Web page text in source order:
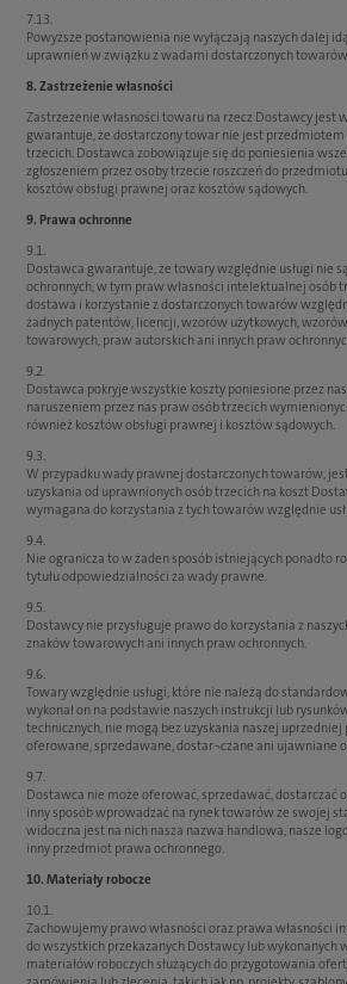
7.13.
Powyższe postanowienia nie wyłączają naszych dalej
uprawnień w związku z wadami dostarczonych
8. Zastrzeżenie własności
Zastrzeżenie własności towaru na rzecz Dostawcy jest
gwarantuje, że dostarczony towar nie jest przedmiotem
trzecich. Dostawca zobowiązuje się do poniesienia
zgłoszeniem przez osoby trzecie roszczeń do
kosztów obsługi prawnej oraz kosztów sądowych.
9. Prawa ochronne
9.1.
Dostawca gwarantuje, że towary względnie usługi nie
ochronnych, w tym praw własności intelektualnej osób
dostawa i korzystanie z dostarczonych towarów
żadnych patentów, licencji, wzorów użytkowych,
towarowych, praw autorskich ani innych praw
9.2.
Dostawca pokryje wszystkie koszty poniesione przez
naruszeniem przez nas praw osób trzecich
również kosztów obsługi prawnej i kosztów sądowych.
9.3.
W przypadku wady prawnej dostarczonych towarów,
uzyskania od uprawnionych osób trzecich na koszt
wymagana do korzystania z tych towarów względnie
9.4.
Nie ogranicza to w żaden sposób istniejących ponadto
tytułu odpowiedzialności za wady prawne.
9.5.
Dostawcy nie przysługuje prawo do korzystania z
znaków towarowych ani innych praw ochronnych.
9.6.
Towary względnie usługi, które nie należą do
wykonał on na podstawie naszych instrukcji lub
technicznych, nie mogą bez uzyskania naszej uprzedniej
oferowane, sprzedawane, dostar¬czane ani ujawniane
9.7.
Dostawca nie może oferować, sprzedawać, dostarczać
inny sposób wprowadzać na rynek towarów ze swojej
widoczna jest na nich nasza nazwa handlowa, nasze
inny przedmiot prawa ochronnego.
10. Materiały robocze
10.1.
Zachowujemy prawo własności oraz prawa własności
do wszystkich przekazanych Dostawcy lub wykonanych
materiałów roboczych służących do przygotowania